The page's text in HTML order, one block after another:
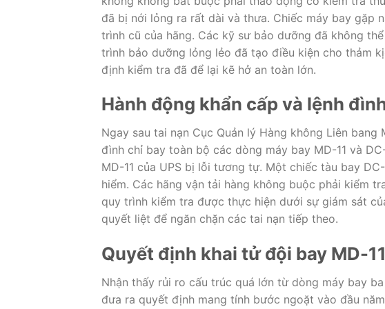
đã bị nới lỏng ra rất dài và thưa. Chiếc máy bay gặp
trình cũ của hãng. Các kỹ sư bảo dưỡng đã không
trình bảo dưỡng lỏng lẻo đã tạo điều kiện cho thảm
định kiểm tra đã để lại kẽ hở an toàn lớn.
Hành động khẩn cấp và lệnh
Ngay sau tai nạn Cục Quản lý Hàng không Liên
đình chỉ bay toàn bộ các dòng máy bay MD-11 và
MD-11 của UPS bị lỗi tương tự. Một chiếc tàu bay
hiểm. Các hãng vận tải hàng không buộc phải kiểm
quy trình kiểm tra được thực hiện dưới sự giám sát
quyết liệt để ngăn chặn các tai nạn tiếp theo.
Quyết định khai tử đội bay MD-
Nhận thấy rủi ro cấu trúc quá lớn từ dòng máy bay
đưa ra quyết định mang tính bước ngoặt vào đầu